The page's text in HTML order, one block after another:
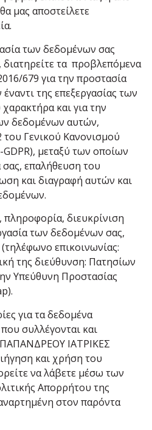
μας αποστείλετε
των δεδομένων σας
τα προβλεπόμενα
679 για την προστασία
της επεξεργασίας των
και για την
δεδομένων αυτών,
Γενικού Κανονισμού
μεταξύ των οποίων
επαλήθευση του
και διαγραφή αυτών και
διευκρίνιση
των δεδομένων σας,
επικοινωνίας:
της διεύθυνση: Πατησίων
Υπεύθυνη Προστασίας
).
για τα δεδομένα
συλλέγονται και
ΠΑΠΑΝΔΡΕΟΥ ΙΑΤΡΙΚΕΣ
και χρήση του
να λάβετε μέσω των
Απορρήτου της
στον παρόντα